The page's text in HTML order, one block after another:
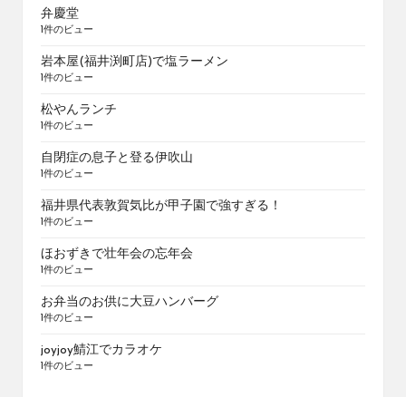
弁慶堂
1件のビュー
岩本屋(福井渕町店)で塩ラーメン
1件のビュー
松やんランチ
1件のビュー
自閉症の息子と登る伊吹山
1件のビュー
福井県代表敦賀気比が甲子園で強すぎる！
1件のビュー
ほおずきで壮年会の忘年会
1件のビュー
お弁当のお供に大豆ハンバーグ
1件のビュー
joyjoy鯖江でカラオケ
1件のビュー